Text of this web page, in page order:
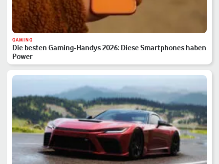
GAMING
Die besten Gaming-Handys 2026: Diese Smartphones haben
Power